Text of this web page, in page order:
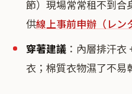
節）現場常常租不到合
供線上事前申辦（レン
穿著建議 ：內層排汗
衣；棉質衣物濕了不易